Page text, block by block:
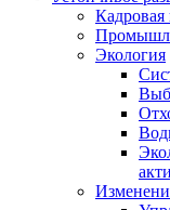
Кадровая
Экология